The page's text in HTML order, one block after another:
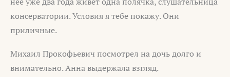
консерватории. Условия я тебе покажу. Они
приличные.
Михаил Прокофьевич посмотрел на дочь долго и
внимательно. Анна выдержала взгляд.